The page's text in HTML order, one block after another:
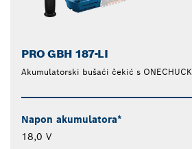
PRO GBH 187-LI
Akumulatorski bušaći čekić s ONECHUCK
Napon akumulatora*
18,0 V